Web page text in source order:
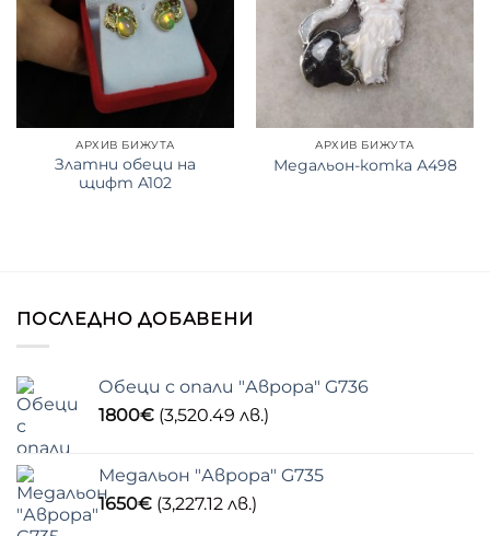
АРХИВ БИЖУТА
Златни обеци на
щифт A102
АРХИВ БИЖУТА
Медальон-котка А498
ПОСЛЕДНО ДОБАВЕНИ
Обеци с опали "Аврора" G736
1800€ (3,520.49 лв.)
Медальон "Аврора" G735
1650€ (3,227.12 лв.)